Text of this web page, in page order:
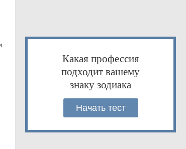
Какая профессия
подходит вашему
знаку зодиака
Начать тест